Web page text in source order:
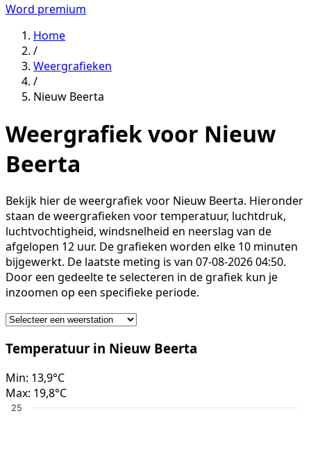
Word premium
Home
/
Weergrafieken
/
Nieuw Beerta
Weergrafiek voor Nieuw
Beerta
Bekijk hier de weergrafiek voor Nieuw Beerta. Hieronder
staan de weergrafieken voor temperatuur, luchtdruk,
luchtvochtigheid, windsnelheid en neerslag van de
afgelopen 12 uur. De grafieken worden elke 10 minuten
bijgewerkt. De laatste meting is van 07-08-2026 04:50.
Door een gedeelte te selecteren in de grafiek kun je
inzoomen op een specifieke periode.
Temperatuur in Nieuw Beerta
Min: 13,9°C
Max: 19,8°C
25